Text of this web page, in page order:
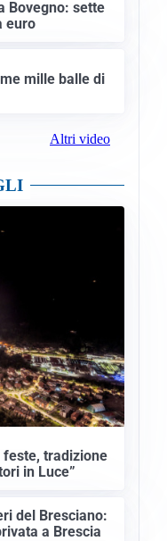
Bovegno: sette
euro
mille balle di
Altri video
feste, tradizione
in Luce”
del Bresciano:
a Brescia